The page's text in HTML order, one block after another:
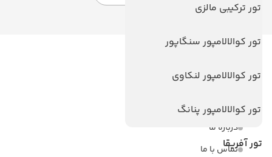
تور ترکیبی مالزی
تور کوالالامپور سنگاپور
تور کوالالامپور لنکاوی
تور کوالالامپور پنانگ
تور آفریقا
ویزا
ویزا کانادا
درباره ما
تماس با ما